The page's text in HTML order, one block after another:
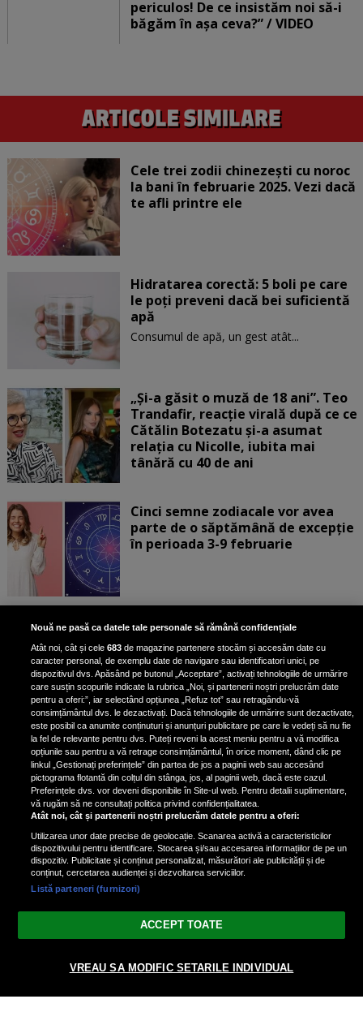
periculos! De ce insistăm noi să-i
băgăm în așa ceva?” / VIDEO
Cele trei zodii chinezești cu noroc
la bani în februarie 2025. Vezi dacă
te afli printre ele
Hidratarea corectă: 5 boli pe care
le poți preveni dacă bei suficientă
apă
Consumul de apă, un gest atât...
„Și-a găsit o muză de 18 ani”. Teo
Trandafir, reacție virală după ce ce
Cătălin Botezatu și-a asumat
relația cu Nicolle, iubita mai
tânără cu 40 de ani
Cinci semne zodiacale vor avea
parte de o săptămână de excepție
în perioada 3-9 februarie
Aur albastru: superalimentul
bogat în fier care reduce
colesterolul și combate
îmbătrânirea
Claudia Pătrășcanu, mărturisiri
despre relația cu Liviu Vârciu. De ce
s-au despărțit cei doi: „Eu mi-aș fi
dorit să fi rămas doar prieteni”
Nouă ne pasă ca datele tale personale să rămână confidențiale
Atât noi, cât și cele683 de magazine partenere stocăm și accesăm date cu
caracter personal, de exemplu date de navigare sau identificatori unici, pe
dispozitivul dvs. Apăsând pe butonul „Acceptare”, activați tehnologiile de urmărire
care susțin scopurile indicate la rubrica „Noi, și partenerii noștri prelucrăm date
pentru a oferi:”, iar selectând opțiunea „Refuz tot” sau retragându-vă
consimțământul dvs. le dezactivați. Dacă tehnologiile de urmărire sunt dezactivate,
este posibil ca anumite conținuturi și anunțuri publicitare pe care le vedeți să nu fie
la fel de relevante pentru dvs. Puteți reveni la acest meniu pentru a vă modifica
opțiunile sau pentru a vă retrage consimțământul, în orice moment, dând clic pe
linkul „Gestionați preferințele” din partea de jos a paginii web sau accesând
pictograma flotantă din colțul din stânga, jos, al paginii web, dacă este cazul.
Preferințele dvs. vor deveni disponibile în Site-ul web. Pentru detalii suplimentare,
vă rugăm să ne consultați politica privind confidențialitatea.
Atât noi, cât și partenerii noștri prelucrăm datele pentru a oferi:
Utilizarea unor date precise de geolocație. Scanarea activă a caracteristicilor
dispozitivului pentru identificare. Stocarea și/sau accesarea informațiilor de pe un
dispozitiv. Publicitate și conținut personalizat, măsurători ale publicității și de
conținut, cercetarea audienței și dezvoltarea serviciilor.
Listă parteneri (furnizori)
ACCEPT TOATE
VREAU SA MODIFIC SETARILE INDIVIDUAL